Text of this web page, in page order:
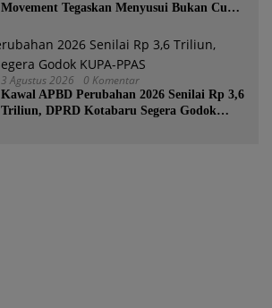
Movement Tegaskan Menyusui Bukan Cuma
3 Agustus 2026 0 Komentar
Kawal APBD Perubahan 2026 Senilai Rp 3,6
Triliun, DPRD Kotabaru Segera Godok